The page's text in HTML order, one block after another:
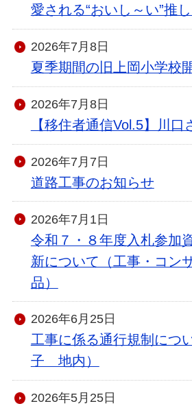
愛される“おいし～い”推
2026年7月8日
夏季期間の旧上岡小学校
2026年7月8日
【移住者通信Vol.5】川口
2026年7月7日
道路工事のお知らせ
2026年7月1日
令和７・８年度入札参加
新について（工事・コン
品）
2026年6月25日
工事に係る通行規制に
子 地内）
2026年5月25日